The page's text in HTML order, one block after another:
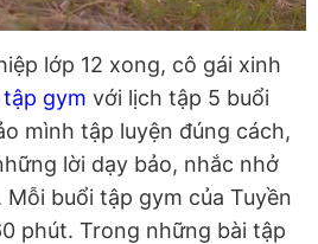
lớp 12 xong, cô gái xinh
tập gym với lịch tập 5 buổi
mình tập luyện đúng cách,
lời dạy bảo, nhắc nhở
Mỗi buổi tập gym của Tuyền
phút. Trong những bài tập